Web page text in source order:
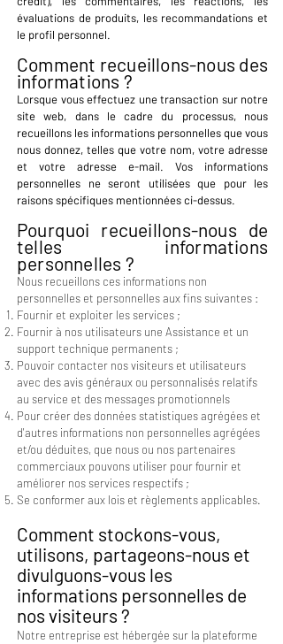
évaluations de produits, les recommandations et
le profil personnel.
Comment recueillons-nous des
informations ?
Lorsque vous effectuez une transaction sur notre
site web, dans le cadre du processus, nous
recueillons les informations personnelles que vous
nous donnez, telles que votre nom, votre adresse
et votre adresse e-mail. Vos informations
personnelles ne seront utilisées que pour les
raisons spécifiques mentionnées ci-dessus.
Pourquoi recueillons-nous de
telles informations
personnelles ?
Nous recueillons ces informations non
personnelles et personnelles aux fins suivantes :
Fournir et exploiter les services ;
Fournir à nos utilisateurs une Assistance et un
support technique permanents ;
Pouvoir contacter nos visiteurs et utilisateurs
avec des avis généraux ou personnalisés relatifs
au service et des messages promotionnels
Pour créer des données statistiques agrégées et
d'autres informations non personnelles agrégées
et/ou déduites, que nous ou nos partenaires
commerciaux pouvons utiliser pour fournir et
améliorer nos services respectifs ;
Se conformer aux lois et règlements applicables.
Comment stockons-vous,
utilisons, partageons-nous et
divulguons-vous les
informations personnelles de
nos visiteurs ?
Notre entreprise est hébergée sur la plateforme